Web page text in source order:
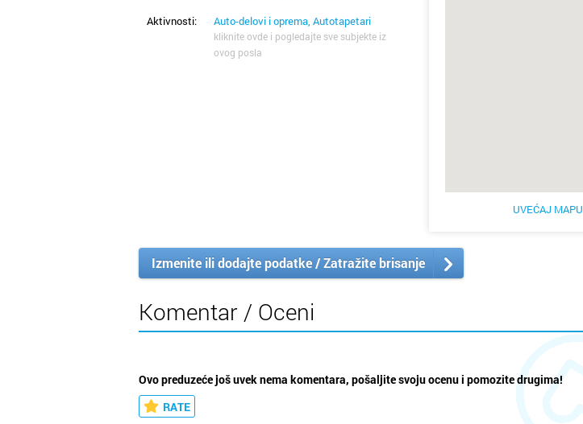
Aktivnosti: Auto-delovi i oprema, Autotapetari
kliknite ovde i pogledajte sve subjekte iz
ovog posla
UVEĆAJ MAPU
Izmenite ili dodajte podatke / Zatražite brisanje
Komentar / Oceni
Ovo preduzeće još uvek nema komentara, pošaljite svoju ocenu i pomozite drugima!
RATE